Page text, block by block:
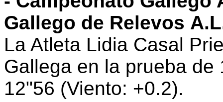
Gallego de Relevos
La Atleta Lidia Casal
Gallega en la prueba
12"56 (Viento: +0.2).